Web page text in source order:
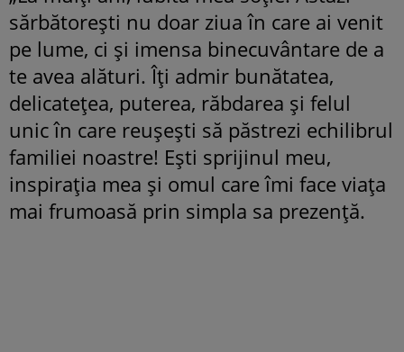
sărbătorești nu doar ziua în care ai venit
pe lume, ci și imensa binecuvântare de a
te avea alături. Îți admir bunătatea,
delicatețea, puterea, răbdarea și felul
unic în care reușești să păstrezi echilibrul
familiei noastre! Ești sprijinul meu,
inspirația mea și omul care îmi face viața
mai frumoasă prin simpla sa prezență.